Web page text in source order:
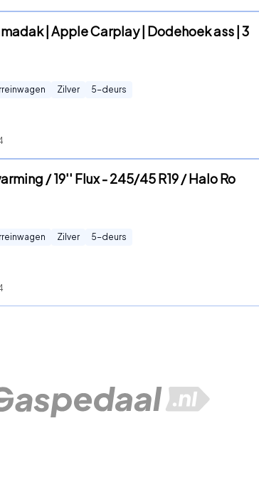
| Apple Carplay | Dodehoek ass | 3
Zilver 5-deurs
/ 19'' Flux - 245/45 R19 / Halo Ro
Zilver 5-deurs